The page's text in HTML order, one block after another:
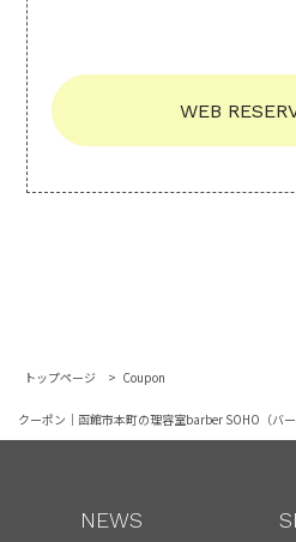
WEB
トップページ Coupon
クーポン｜函館市本町の理容室barber SOHO（バ
NEWS